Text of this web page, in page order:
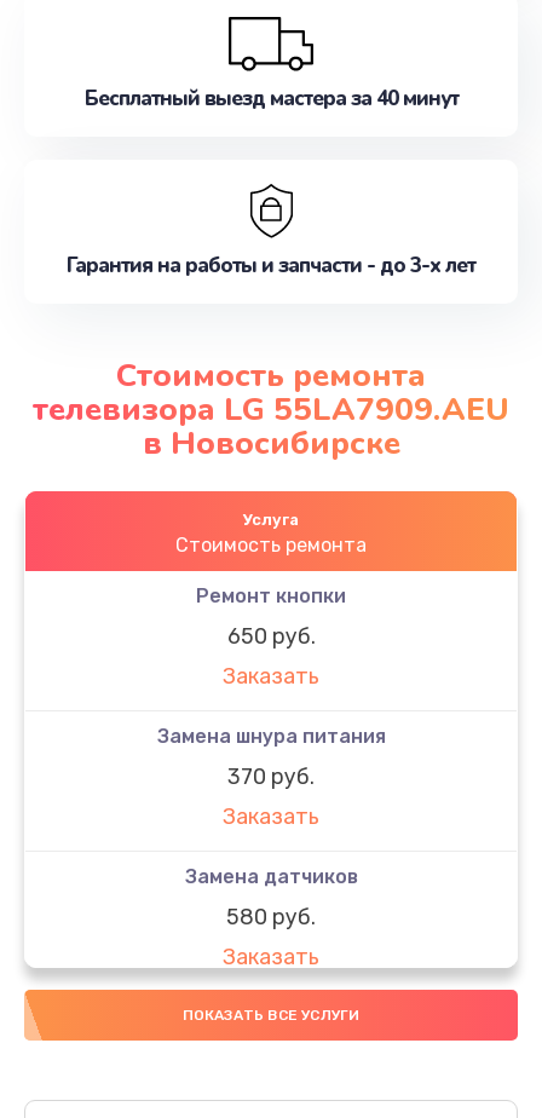
Бесплатный выезд мастера за 40 минут
Гарантия на работы и запчасти - до 3-х лет
Стоимость ремонта
телевизора LG 55LA7909.AEU
в Новосибирске
Услуга
Стоимость ремонта
Ремонт кнопки
650 руб.
Заказать
Замена шнура питания
370 руб.
Заказать
Замена датчиков
580 руб.
Заказать
Комплексная чистка
Заказать
ПОКАЗАТЬ ВСЕ УСЛУГИ